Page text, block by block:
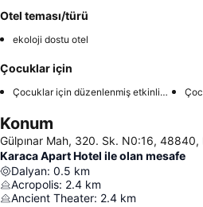
Otel teması/türü
ekoloji dostu otel
Çocuklar için
Çocuklar için düzenlenmiş etkinlikler
Konum
Gülpınar Mah, 320. Sk. N0:16, 48840,
Karaca Apart Hotel ile olan mesafe
Dalyan: 0.5 km
Acropolis: 2.4 km
Ancient Theater: 2.4 km